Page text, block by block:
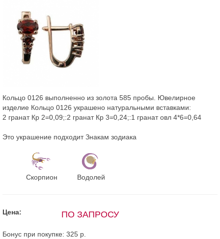
Кольцо 0126 выполненно из золота 585 пробы. Ювелирное
изделие Кольцо 0126 украшено натуральными вставками:
2 гранат Кр 2=0,09;:2 гранат Кр 3=0,24;:1 гранат овл 4*6=0,64
Это украшение подходит Знакам зодиака
Скорпион Водолей
Цена: ПО ЗАПРОСУ
Бонус при покупке: 325 р.